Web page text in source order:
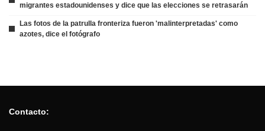
migrantes estadounidenses y dice que las elecciones se retrasarán
Las fotos de la patrulla fronteriza fueron 'malinterpretadas' como
azotes, dice el fotógrafo
Contacto: